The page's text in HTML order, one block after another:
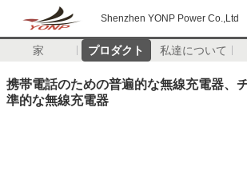
Shenzhen YONP Power Co.,Ltd
家 プロダクト 私達について
携帯電話のための普遍的な無線充電器、
準的な無線充電器